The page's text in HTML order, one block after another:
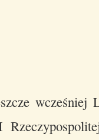
wcześniej